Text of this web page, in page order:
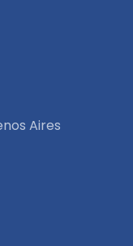
Aires